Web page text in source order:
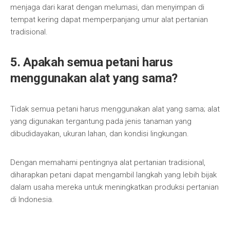
menjaga dari karat dengan melumasi, dan menyimpan di
tempat kering dapat memperpanjang umur alat pertanian
tradisional.
5. Apakah semua petani harus
menggunakan alat yang sama?
Tidak semua petani harus menggunakan alat yang sama; alat
yang digunakan tergantung pada jenis tanaman yang
dibudidayakan, ukuran lahan, dan kondisi lingkungan.
Dengan memahami pentingnya alat pertanian tradisional,
diharapkan petani dapat mengambil langkah yang lebih bijak
dalam usaha mereka untuk meningkatkan produksi pertanian
di Indonesia.